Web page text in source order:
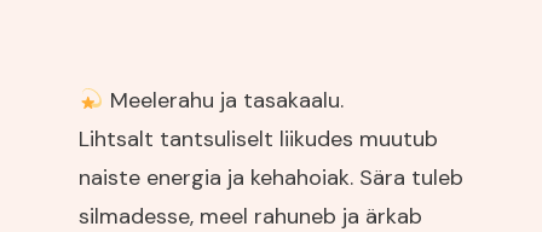
Meelerahu ja tasakaalu.
Lihtsalt tantsuliselt liikudes muutub
naiste energia ja kehahoiak. Sära tuleb
silmadesse, meel rahuneb ja ärkab